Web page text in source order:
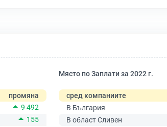
промяна
9 492
155
Място по Заплати за 2022 г.
сред компаниите
В България
В област Сливен